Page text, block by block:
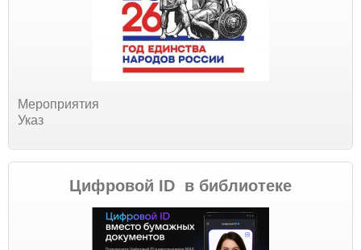
Мероприятия
Указ
Цифровой ID в библиотеке